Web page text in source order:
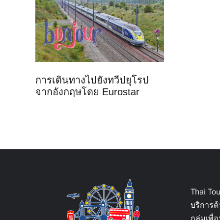
การเดินทางไปยังทวีปยุโรป
จากอังกฤษโดย Eurostar
Thai
บริการ
กลุ่มเพื่